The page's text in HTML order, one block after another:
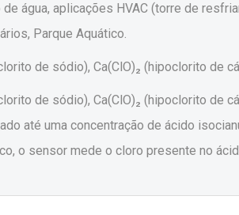
água, aplicações HVAC (torre de
Parque Aquático.
de sódio), Ca(ClO)₂ (hipoclorito de
de sódio), Ca(ClO)₂ (hipoclorito de
até uma concentração de ácido
o sensor mede o cloro presente no